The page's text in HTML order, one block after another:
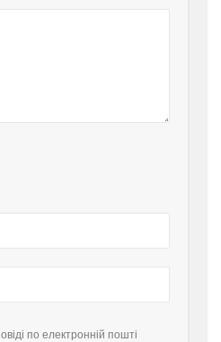
по електронній пошті